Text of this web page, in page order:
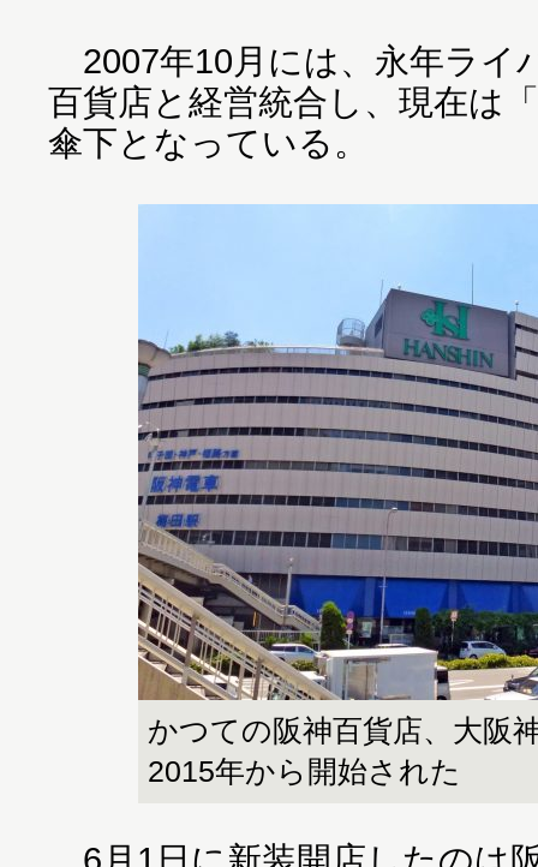
2007年10月には、永年ライ
百貨店と経営統合し、現在は
傘下となっている。
かつての阪神百貨店、大阪
2015年から開始された